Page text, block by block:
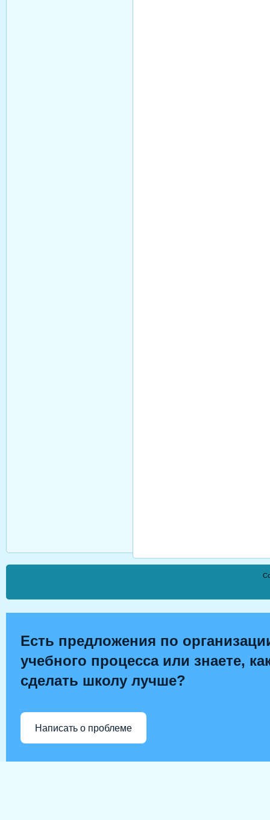
Есть предложения по
учебного процесса или знаете,
сделать школу лучше?
Написать о проблеме